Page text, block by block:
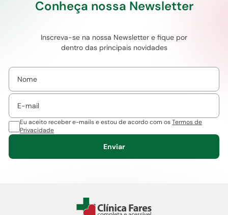
Conheça nossa Newsletter
Inscreva-se na nossa Newsletter e fique por
dentro das principais novidades
Eu aceito receber e-mails e estou de acordo com osTermos de
Privacidade
Enviar